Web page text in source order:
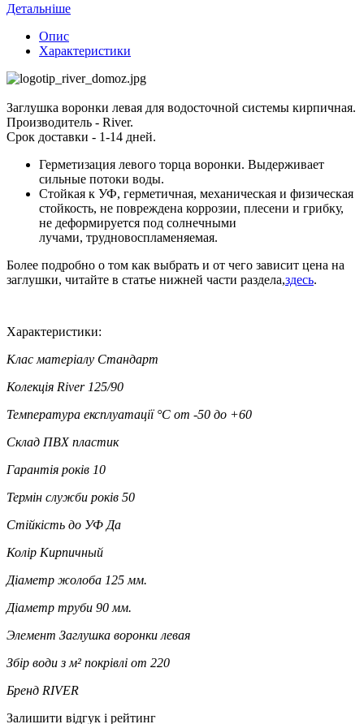
Детальніше
Опис
Характеристики
Заглушка воронки левая для водосточной системы кирпичная.
Производитель - River.
Срок доставки - 1-14 дней.
Герметизация левого торца воронки. Выдерживает
сильные потоки воды.
Стойкая к УФ, герметичная, механическая и физическая
стойкость, не повреждена коррозии, плесени и грибку,
не деформируется под солнечными
лучами, трудновоспламеняемая.
Более подробно о том как выбрать и от чего зависит цена на
заглушки, читайте в статье нижней части раздела,здесь.
Характеристики:
Клас матеріалу Стандарт
Колекція River 125/90
Температура експлуатації °C от -50 до +60
Склад ПВХ пластик
Гарантія років 10
Термін служби років 50
Стійкість до УФ Да
Колір Кирпичный
Діаметр жолоба 125 мм.
Діаметр труби 90 мм.
Элемент Заглушка воронки левая
Збір води з м² покрівлі от 220
Бренд RIVER
Залишити відгук і рейтинг